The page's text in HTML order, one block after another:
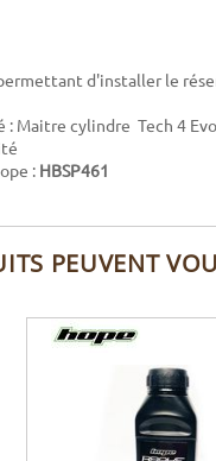
d'installer le
: Maitre cylindre Tech 4 Evo
: HBSP461
PEUVENT